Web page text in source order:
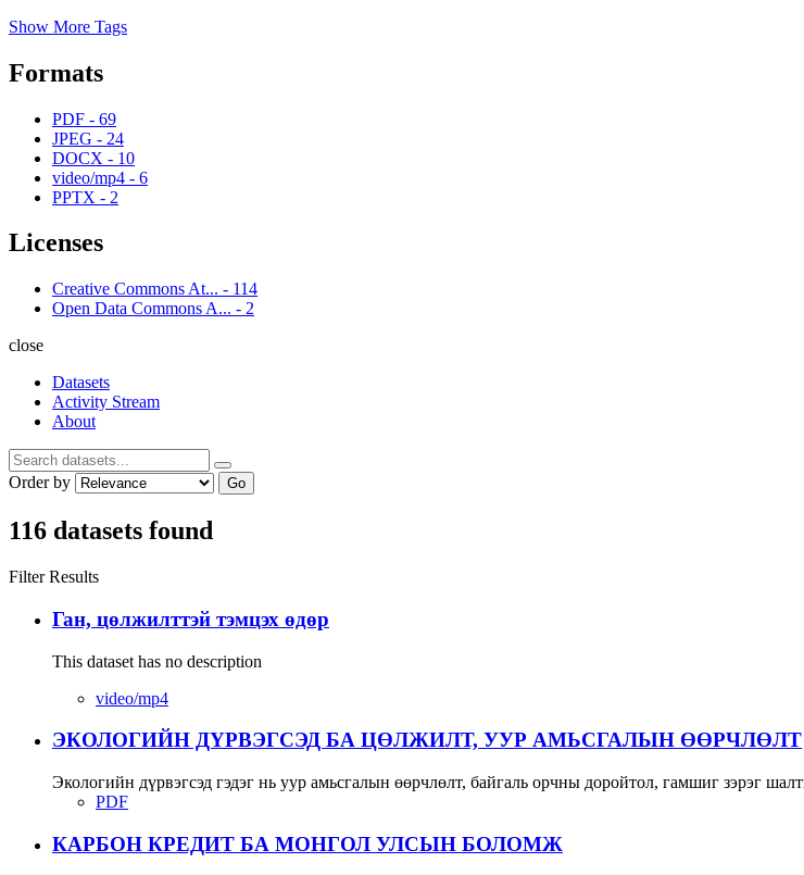
Show More Tags
Formats
PDF - 69
JPEG - 24
DOCX - 10
video/mp4 - 6
PPTX - 2
Licenses
Creative Commons At... - 114
Open Data Commons A... - 2
close
Datasets
Activity Stream
About
Order by Go
116 datasets found
Filter Results
Ган, цөлжилттэй тэмцэх өдөр
This dataset has no description
video/mp4
ЭКОЛОГИЙН ДҮРВЭГСЭД БА ЦӨЛЖИЛТ, УУР АМЬСГАЛЫН ӨӨРЧЛӨЛТ
Экологийн дүрвэгсэд гэдэг нь уур амьсгалын өөрчлөлт, байгаль орчны доройтол, гамшиг зэрэг
PDF
КАРБОН КРЕДИТ БА МОНГОЛ УЛСЫН БОЛОМЖ